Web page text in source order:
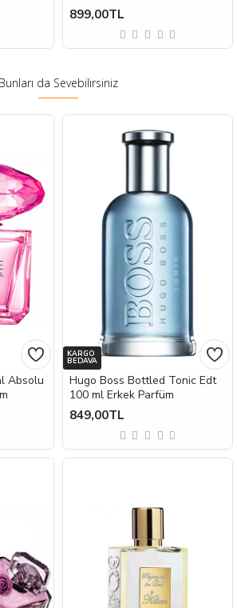
899,00TL
Bunları da Sevebilirsiniz
Absolu
KARGO
BEDAVA
Hugo Boss Bottled Tonic Edt
100 ml Erkek Parfüm
849,00TL